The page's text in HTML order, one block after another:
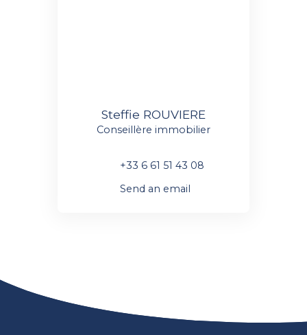
Steffie ROUVIERE
Conseillère immobilier
+33 6 61 51 43 08
Send an email